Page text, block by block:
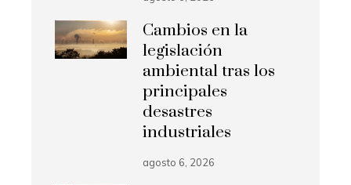
Cambios en la
legislación
ambiental tras los
principales
desastres
industriales
agosto 6, 2026